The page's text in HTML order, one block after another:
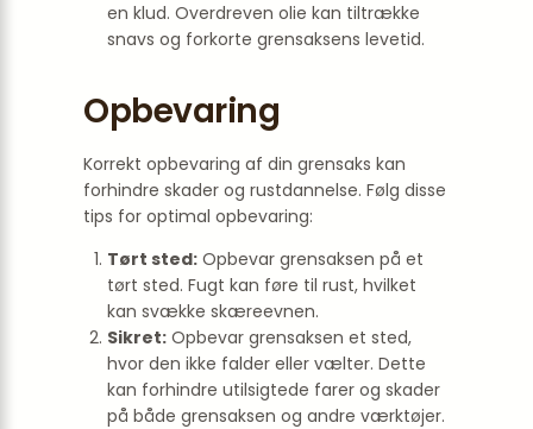
en klud. Overdreven olie kan tiltrække
snavs og forkorte grensaksens levetid.
Opbevaring
Korrekt opbevaring af din grensaks kan
forhindre skader og rustdannelse. Følg disse
tips for optimal opbevaring:
Tørt sted: Opbevar grensaksen på et
tørt sted. Fugt kan føre til rust, hvilket
kan svække skæreevnen.
Sikret: Opbevar grensaksen et sted,
hvor den ikke falder eller vælter. Dette
kan forhindre utilsigtede farer og skader
på både grensaksen og andre værktøjer.